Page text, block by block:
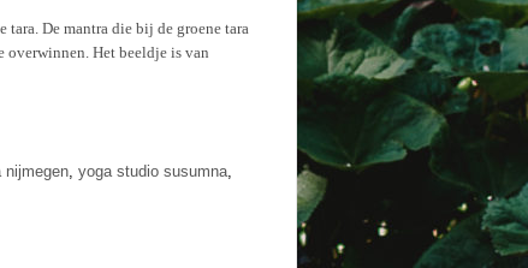
tara. De mantra die bij de groene tara
overwinnen. Het beeldje is van
nijmegen, yoga studio susumna,